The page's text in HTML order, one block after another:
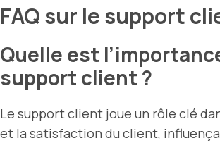
FAQ sur le support
Quelle est
support client ?
Le support client joue un rôle clé
et la satisfaction du client,